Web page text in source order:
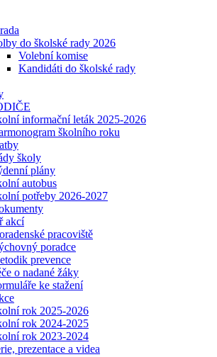
do školské rady 2026
Volební komise
Kandidáti do školské rady
informační leták 2025-2026
školního roku
školy
plány
autobus
potřeby 2026-2027
akcí
pracoviště
poradce
prevence
o nadané žáky
ke stažení
rok 2025-2026
rok 2024-2025
rok 2023-2024
prezentace a videa